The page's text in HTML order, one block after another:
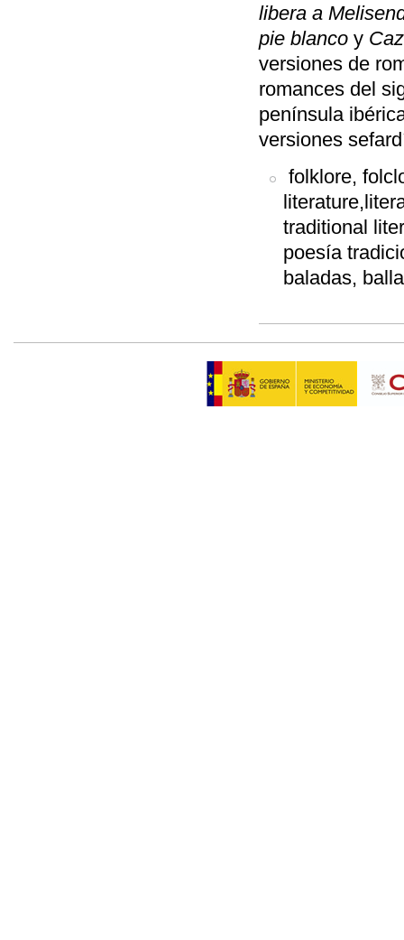
libera a
pie blanco y
versiones de
romances del
península
versiones
folklore,
traditional
poesía
baladas,